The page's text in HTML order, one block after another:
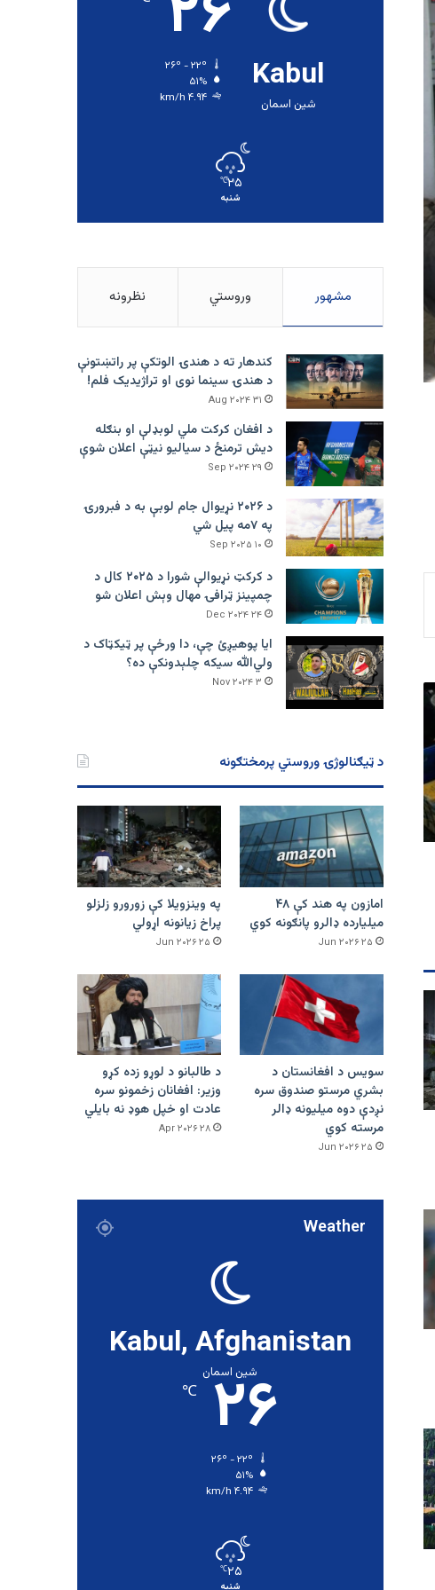
Kabul
شین اسمان
۵۱%
۴.۹۴ km/h
۲۵℃
شنبه
مشهور وروستي نظرونه
کندهار ته د هندۍ الوتکې پر راتښتونې
د هندۍ سینما نوی او تراژيديک فلم!
۳۱ Aug ۲۰۲۴
د افغان کرکت ملي لوبډلې او بنګله
دیش ترمنځ د سیالیو نیټې اعلان شوې
۲۹ Sep ۲۰۲۴
د ۲۰۲۶ نړیوال جام لوبې به د فبرورۍ
په ۷مه پیل شي
۱۰ Sep ۲۰۲۵
د کرکټ نړیوالې شورا د ۲۰۲۵ کال د
چمپینز ټرافۍ مهال وېش اعلان شو
۲۴ Dec ۲۰۲۴
ایا پوهیږئ چې، دا ورځې پر ټيکټاک د
ولي‌الله سیکه چلېدونکې ده؟
۳ Nov ۲۰۲۴
د ټیګنالوژۍ وروستي پرمختګونه
امازون په هند کې ۴۸
میلیارده ډالرو پانګونه کوي
۲۵ Jun ۲۰۲۶
په وینزویلا کې زورورو زلزلو
پراخ زیانونه اړولي
۲۵ Jun ۲۰۲۶
سویس د افغانستان د
بشري مرستو صندوق سره
نږدې دوه میلیونه ډالر
مرسته کوي
۲۵ Jun ۲۰۲۶
د طالبانو د لوړو زده کړو
وزیر: افغانان زخمونو سره
عادت او خپل هوډ نه بایلي
۲۸ Apr ۲۰۲۶
Weather
Kabul, Afghanistan
شین اسمان
۲۶ ℃
۵۱%
۴.۹۴ km/h
۲۵℃